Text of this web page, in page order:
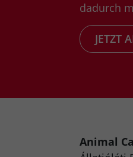
dadurch
JETZT
Animal